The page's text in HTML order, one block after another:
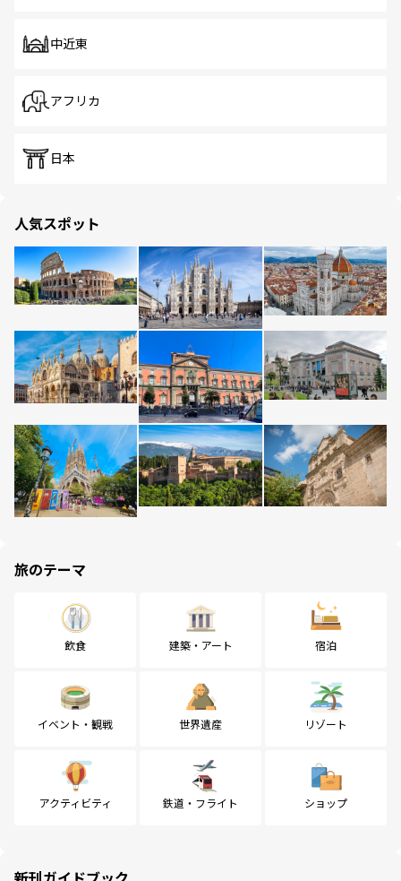
中近東
アフリカ
日本
人気スポット
旅のテーマ
飲食 建築・アート 宿泊
イベント・観戦 世界遺産 リゾート
アクティビティ 鉄道・フライト ショップ